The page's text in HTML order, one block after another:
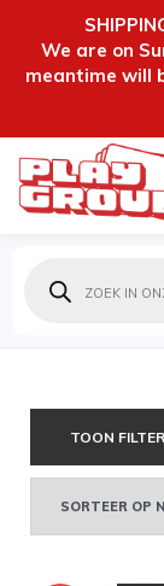
We are on
meantime will
zoeken
TOON